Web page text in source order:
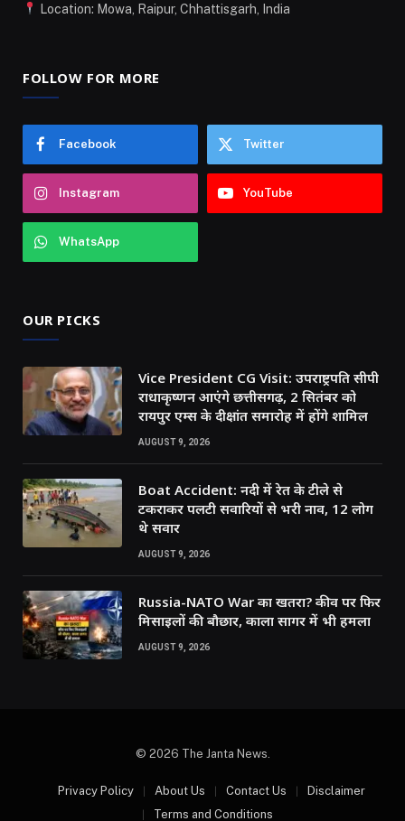
Location: Mowa, Raipur, Chhattisgarh, India
FOLLOW FOR MORE
Facebook Twitter
Instagram YouTube
WhatsApp
OUR PICKS
Vice President CG Visit: उपराष्ट्रपति सीपी
राधाकृष्णन आएंगे छत्तीसगढ़, 2 सितंबर को
रायपुर एम्स के दीक्षांत समारोह में होंगे शामिल
AUGUST 9, 2026
Boat Accident: नदी में रेत के टीले से
टकराकर पलटी सवारियों से भरी नाव, 12 लोग
थे सवार
AUGUST 9, 2026
Russia-NATO War का खतरा? कीव पर फिर
मिसाइलों की बौछार, काला सागर में भी हमला
AUGUST 9, 2026
© 2026 The Janta News.
Privacy Policy About Us Contact Us
Disclaimer
Terms and Conditions